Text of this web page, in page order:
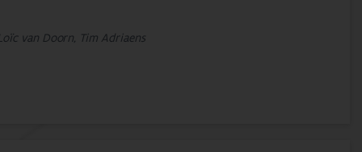
van Doorn, Tim Adriaens